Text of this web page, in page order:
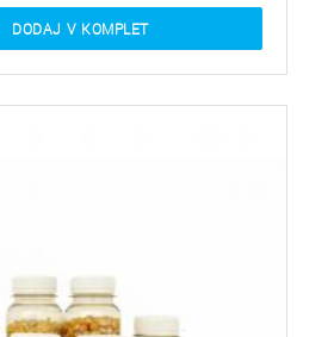
DODAJ V KOMPLET